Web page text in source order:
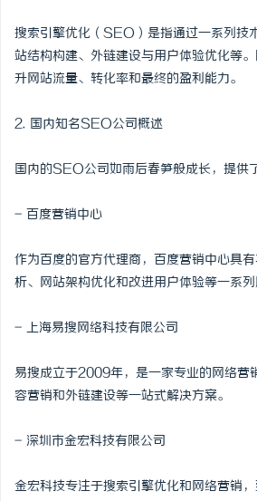
搜索引擎优化（SEO）是指通过一系列技
站结构构建、外链建设与用户体验优化等
升网站流量、转化率和最终的盈利能力。
2. 国内知名SEO公司概述
国内的SEO公司如雨后春笋般成长，提供
- 百度营销中心
作为百度的官方代理商，百度营销中心具
析、网站架构优化和改进用户体验等一系列
- 上海易搜网络科技有限公司
易搜成立于2009年，是一家专业的网络
容营销和外链建设等一站式解决方案。
- 深圳市金宏科技有限公司
金宏科技专注于搜索引擎优化和网络营销